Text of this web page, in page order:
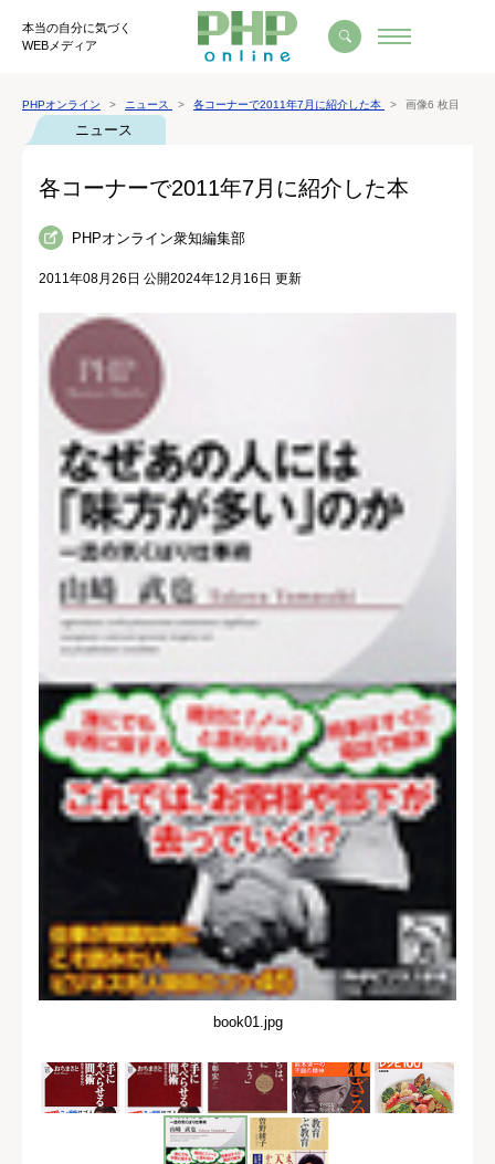
本当の自分に気づく
WEBメディア
PHPオンライン ニュース 各コーナーで2011年7月に紹介した本 画像6 枚目
ニュース
各コーナーで2011年7月に紹介した本
PHPオンライン衆知編集部
2011年08月26日 公開2024年12月16日 更新
book01.jpg